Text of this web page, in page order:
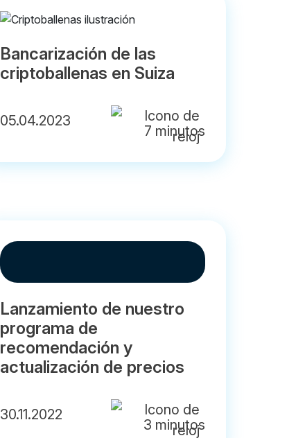
Bancarización de las
criptoballenas en Suiza
05.04.2023
7 minutos
Lanzamiento de nuestro
programa de
recomendación y
actualización de precios
30.11.2022
3 minutos